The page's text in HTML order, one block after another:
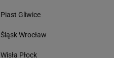
Piast Gliwice
Śląsk Wrocław
Wisła Płock